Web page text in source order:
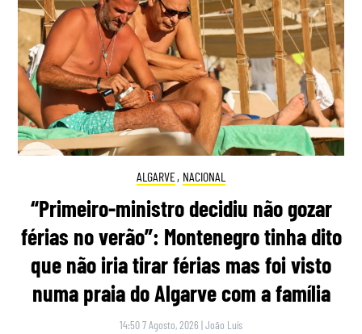
ALGARVE, NACIONAL
“Primeiro-ministro decidiu não gozar
férias no verão”: Montenegro tinha dito
que não iria tirar férias mas foi visto
numa praia do Algarve com a família
14:50 7 Agosto, 2026 |João Luís